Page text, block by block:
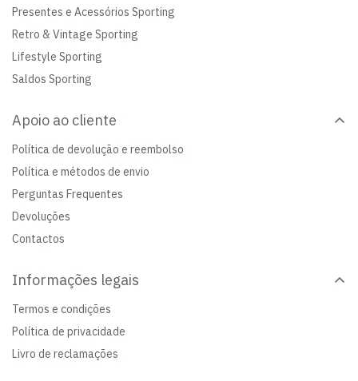
Presentes e Acessórios Sporting
Retro & Vintage Sporting
Lifestyle Sporting
Saldos Sporting
Apoio ao cliente
Política de devolução e reembolso
Política e métodos de envio
Perguntas Frequentes
Devoluções
Contactos
Informações legais
Termos e condições
Política de privacidade
Livro de reclamações